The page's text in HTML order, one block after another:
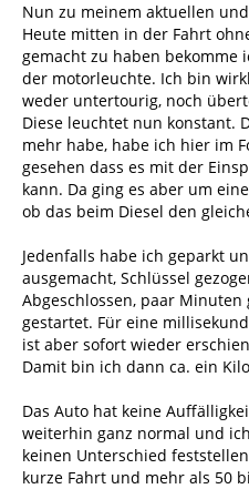
Nun zu meinem aktuellen
Heute mitten in der Fahrt
gemacht zu haben bekomme
der motorleuchte. Ich bin
weder untertourig, noch
Diese leuchtet nun konstant.
mehr habe, habe ich hier im
gesehen dass es mit der
kann. Da ging es aber um
ob das beim Diesel den
Jedenfalls habe ich geparkt
ausgemacht, Schlüssel
Abgeschlossen, paar
gestartet. Für eine
ist aber sofort wieder
Damit bin ich dann ca. ein
Das Auto hat keine
weiterhin ganz normal und
keinen Unterschied
kurze Fahrt und mehr als 50